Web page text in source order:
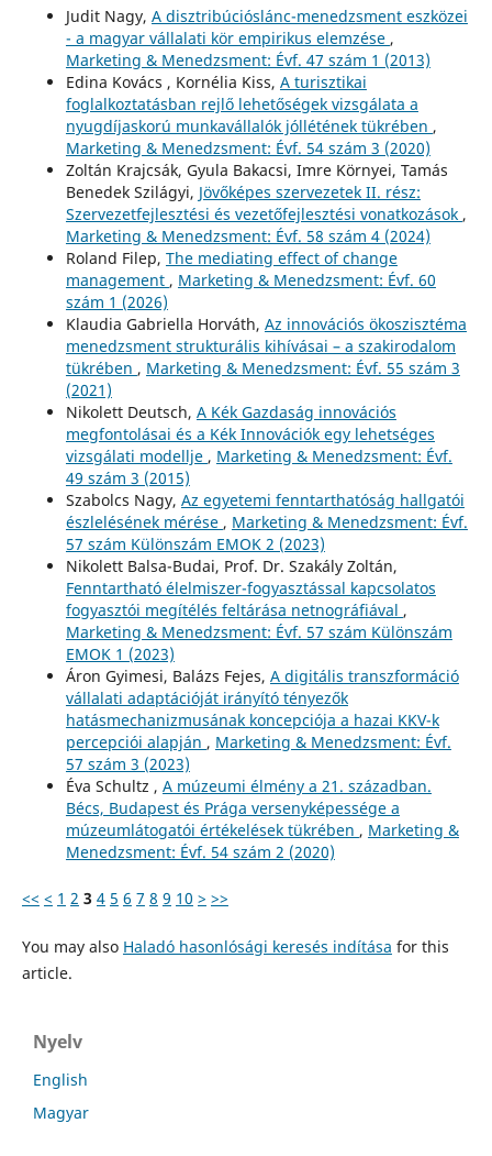
Judit Nagy, A disztribúcióslánc-menedzsment eszközei
- a magyar vállalati kör empirikus elemzése ,
Marketing & Menedzsment: Évf. 47 szám 1 (2013)
Edina Kovács , Kornélia Kiss, A turisztikai
foglalkoztatásban rejlő lehetőségek vizsgálata a
nyugdíjaskorú munkavállalók jóllétének tükrében ,
Marketing & Menedzsment: Évf. 54 szám 3 (2020)
Zoltán Krajcsák, Gyula Bakacsi, Imre Környei, Tamás
Benedek Szilágyi, Jövőképes szervezetek II. rész:
Szervezetfejlesztési és vezetőfejlesztési vonatkozások ,
Marketing & Menedzsment: Évf. 58 szám 4 (2024)
Roland Filep, The mediating effect of change
management , Marketing & Menedzsment: Évf. 60
szám 1 (2026)
Klaudia Gabriella Horváth, Az innovációs ökoszisztéma
menedzsment strukturális kihívásai – a szakirodalom
tükrében , Marketing & Menedzsment: Évf. 55 szám 3
(2021)
Nikolett Deutsch, A Kék Gazdaság innovációs
megfontolásai és a Kék Innovációk egy lehetséges
vizsgálati modellje , Marketing & Menedzsment: Évf.
49 szám 3 (2015)
Szabolcs Nagy, Az egyetemi fenntarthatóság hallgatói
észlelésének mérése , Marketing & Menedzsment: Évf.
57 szám Különszám EMOK 2 (2023)
Nikolett Balsa-Budai, Prof. Dr. Szakály Zoltán,
Fenntartható élelmiszer-fogyasztással kapcsolatos
fogyasztói megítélés feltárása netnográfiával ,
Marketing & Menedzsment: Évf. 57 szám Különszám
EMOK 1 (2023)
Áron Gyimesi, Balázs Fejes, A digitális transzformáció
vállalati adaptációját irányító tényezők
hatásmechanizmusának koncepciója a hazai KKV-k
percepciói alapján , Marketing & Menedzsment: Évf.
57 szám 3 (2023)
Éva Schultz , A múzeumi élmény a 21. században.
Bécs, Budapest és Prága versenyképessége a
múzeumlátogatói értékelések tükrében , Marketing &
Menedzsment: Évf. 54 szám 2 (2020)
<< < 1 2 3 4 5 6 7 8 9 10 > >>
You may also Haladó hasonlósági keresés indítása for this
article.
Nyelv
English
Magyar